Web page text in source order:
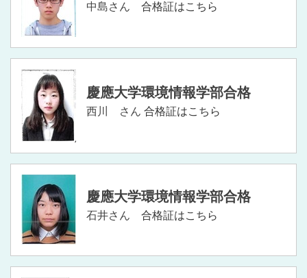
中島さん 合格証はこちら
慶應大学環境情報学部合格
西川 さん 合格証はこちら
慶應大学環境情報学部合格
石井さん 合格証はこちら